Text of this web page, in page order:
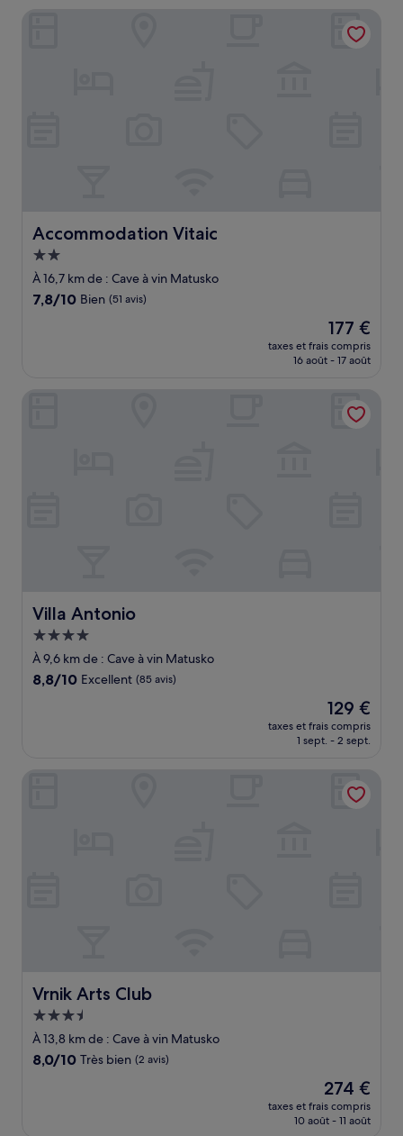
de
134 €
Accommodation Vitaic
Accommodation Vitaic
Hébergement
2.0 étoiles
À 16,7 km de : Cave à vin Matusko
7.8
7,8/10 Bien (51 avis)
Le
nouveau
prix
de
177 €
177 €
taxes et frais compris
16 août - 17 août
Villa Antonio
Villa Antonio
Hébergement
4.0 étoiles
À 9,6 km de : Cave à vin Matusko
8.8
8,8/10 Excellent (85 avis)
Le
nouveau
prix
de
129 €
129 €
taxes et frais compris
1 sept. - 2 sept.
Vrnik Arts Club
Vrnik Arts Club
Hébergement
3.5 étoiles
À 13,8 km de : Cave à vin Matusko
8.0
8,0/10 Très bien (2 avis)
Le
nouveau
prix
274 €
taxes et frais compris
10 août - 11 août